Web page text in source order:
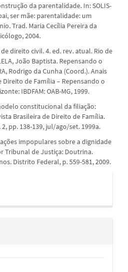
da parentalidade. In: SOLIS-
ser mãe: parentalidade: um
Trad. Maria Cecília Pereira da
2004.
de direito civil. 4. ed. rev. atual. Rio de
João Baptista. Repensando o
Rodrigo da Cunha (Coord.). Anais
de Família – Repensando o
IBDFAM: OAB-MG, 1999.
constitucional da filiação:
Brasileira de Direito de Família.
pp. 138-139, jul/ago/set. 1999a.
impopulares sobre a dignidade
Tribunal de Justiça: Doutrina.
Distrito Federal, p. 559-581, 2009.